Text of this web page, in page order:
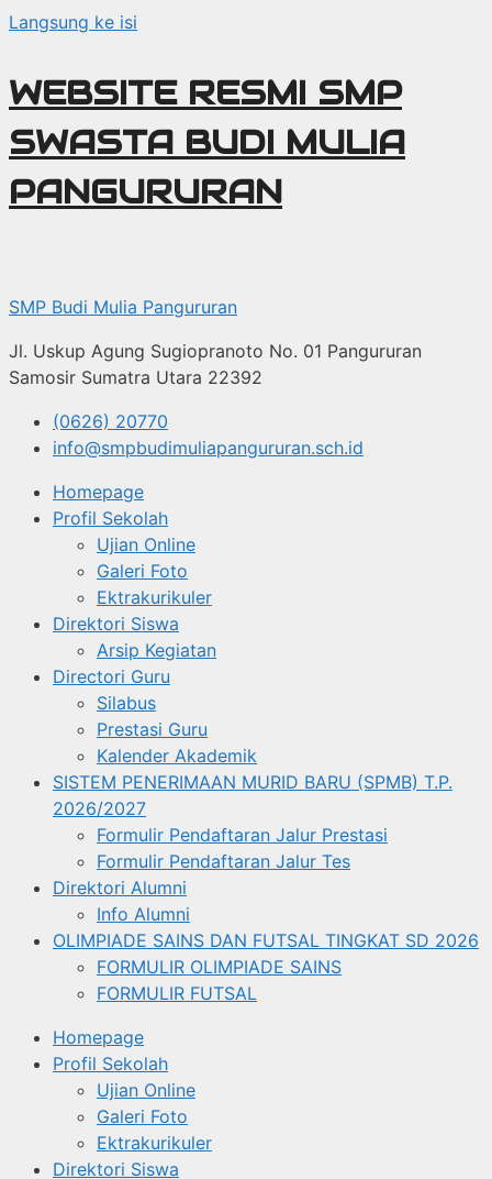
Langsung ke isi
WEBSITE RESMI SMP
SWASTA BUDI MULIA
PANGURURAN
SMP Budi Mulia Pangururan
Jl. Uskup Agung Sugiopranoto No. 01 Pangururan
Samosir Sumatra Utara 22392
(0626) 20770
info@smpbudimuliapangururan.sch.id
Homepage
Profil Sekolah
Ujian Online
Galeri Foto
Ektrakurikuler
Direktori Siswa
Arsip Kegiatan
Directori Guru
Silabus
Prestasi Guru
Kalender Akademik
SISTEM PENERIMAAN MURID BARU (SPMB) T.P.
2026/2027
Formulir Pendaftaran Jalur Prestasi
Formulir Pendaftaran Jalur Tes
Direktori Alumni
Info Alumni
OLIMPIADE SAINS DAN FUTSAL TINGKAT SD 2026
FORMULIR OLIMPIADE SAINS
FORMULIR FUTSAL
Homepage
Profil Sekolah
Ujian Online
Galeri Foto
Ektrakurikuler
Direktori Siswa